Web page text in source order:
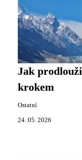
Jak
krokem
Ostatní
24. 05. 2026